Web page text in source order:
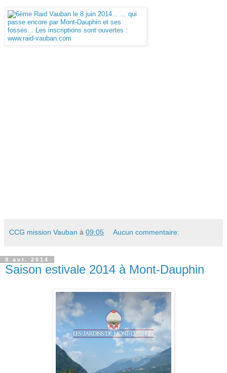
CCG mission Vauban à 09:05 Aucun commentaire:
9 avr. 2014
Saison estivale 2014 à Mont-Dauphin